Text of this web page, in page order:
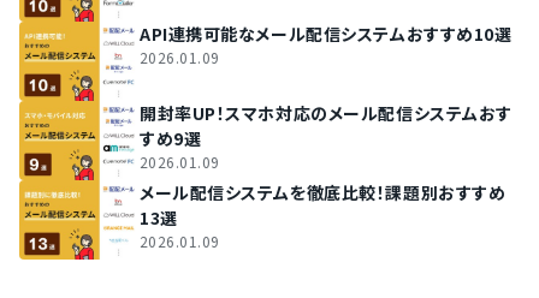
API連携可能なメール配信システムおすすめ10選
2026.01.09
開封率UP！スマホ対応のメール配信システムおす
すめ9選
2026.01.09
メール配信システムを徹底比較！課題別おすすめ
13選
2026.01.09